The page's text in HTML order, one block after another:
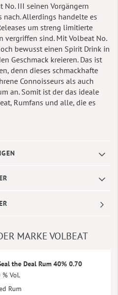
No. III seinen Vorgängern
Allerdings handelte es
um streng limitierte
vergriffen sind. Mit Volbeat No.
bewusst einen Spirit Drink in
Geschmack kreieren. Das ist
denn dieses schmackhafte
Connoisseurs als auch
an. Somit ist der das ideale
Rumfans und alle, die es
MARKE VOLBEAT
the Deal Rum 40% 0.70
% Vol.
Rum